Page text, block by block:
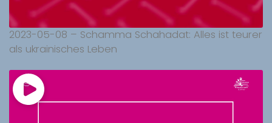
2023-05-08 – Schamma Schahadat: Alles ist teurer
als ukrainisches Leben